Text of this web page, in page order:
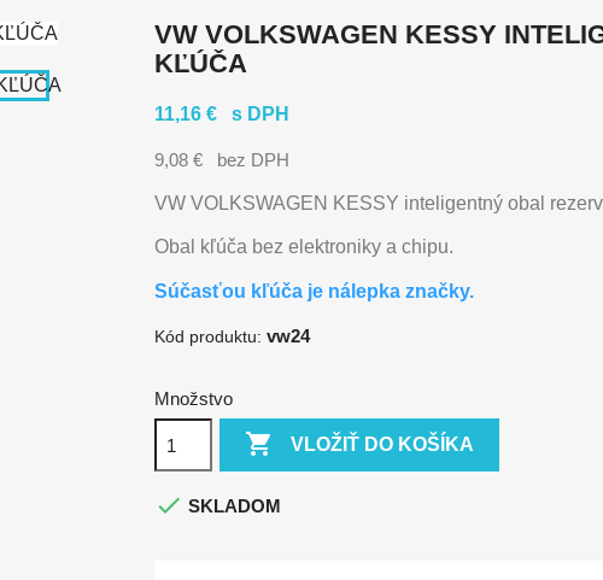
VW VOLKSWAGEN KESSY
KĽÚČA
11,16 € s DPH
9,08 € bez DPH
VW VOLKSWAGEN KESSY inteligentný obal
Obal kľúča bez elektroniky a chipu.
Súčasťou kľúča je nálepka značky.
Kód produktu: vw24
Množstvo
 VLOŽIŤ DO KOŠÍKA
 SKLADOM